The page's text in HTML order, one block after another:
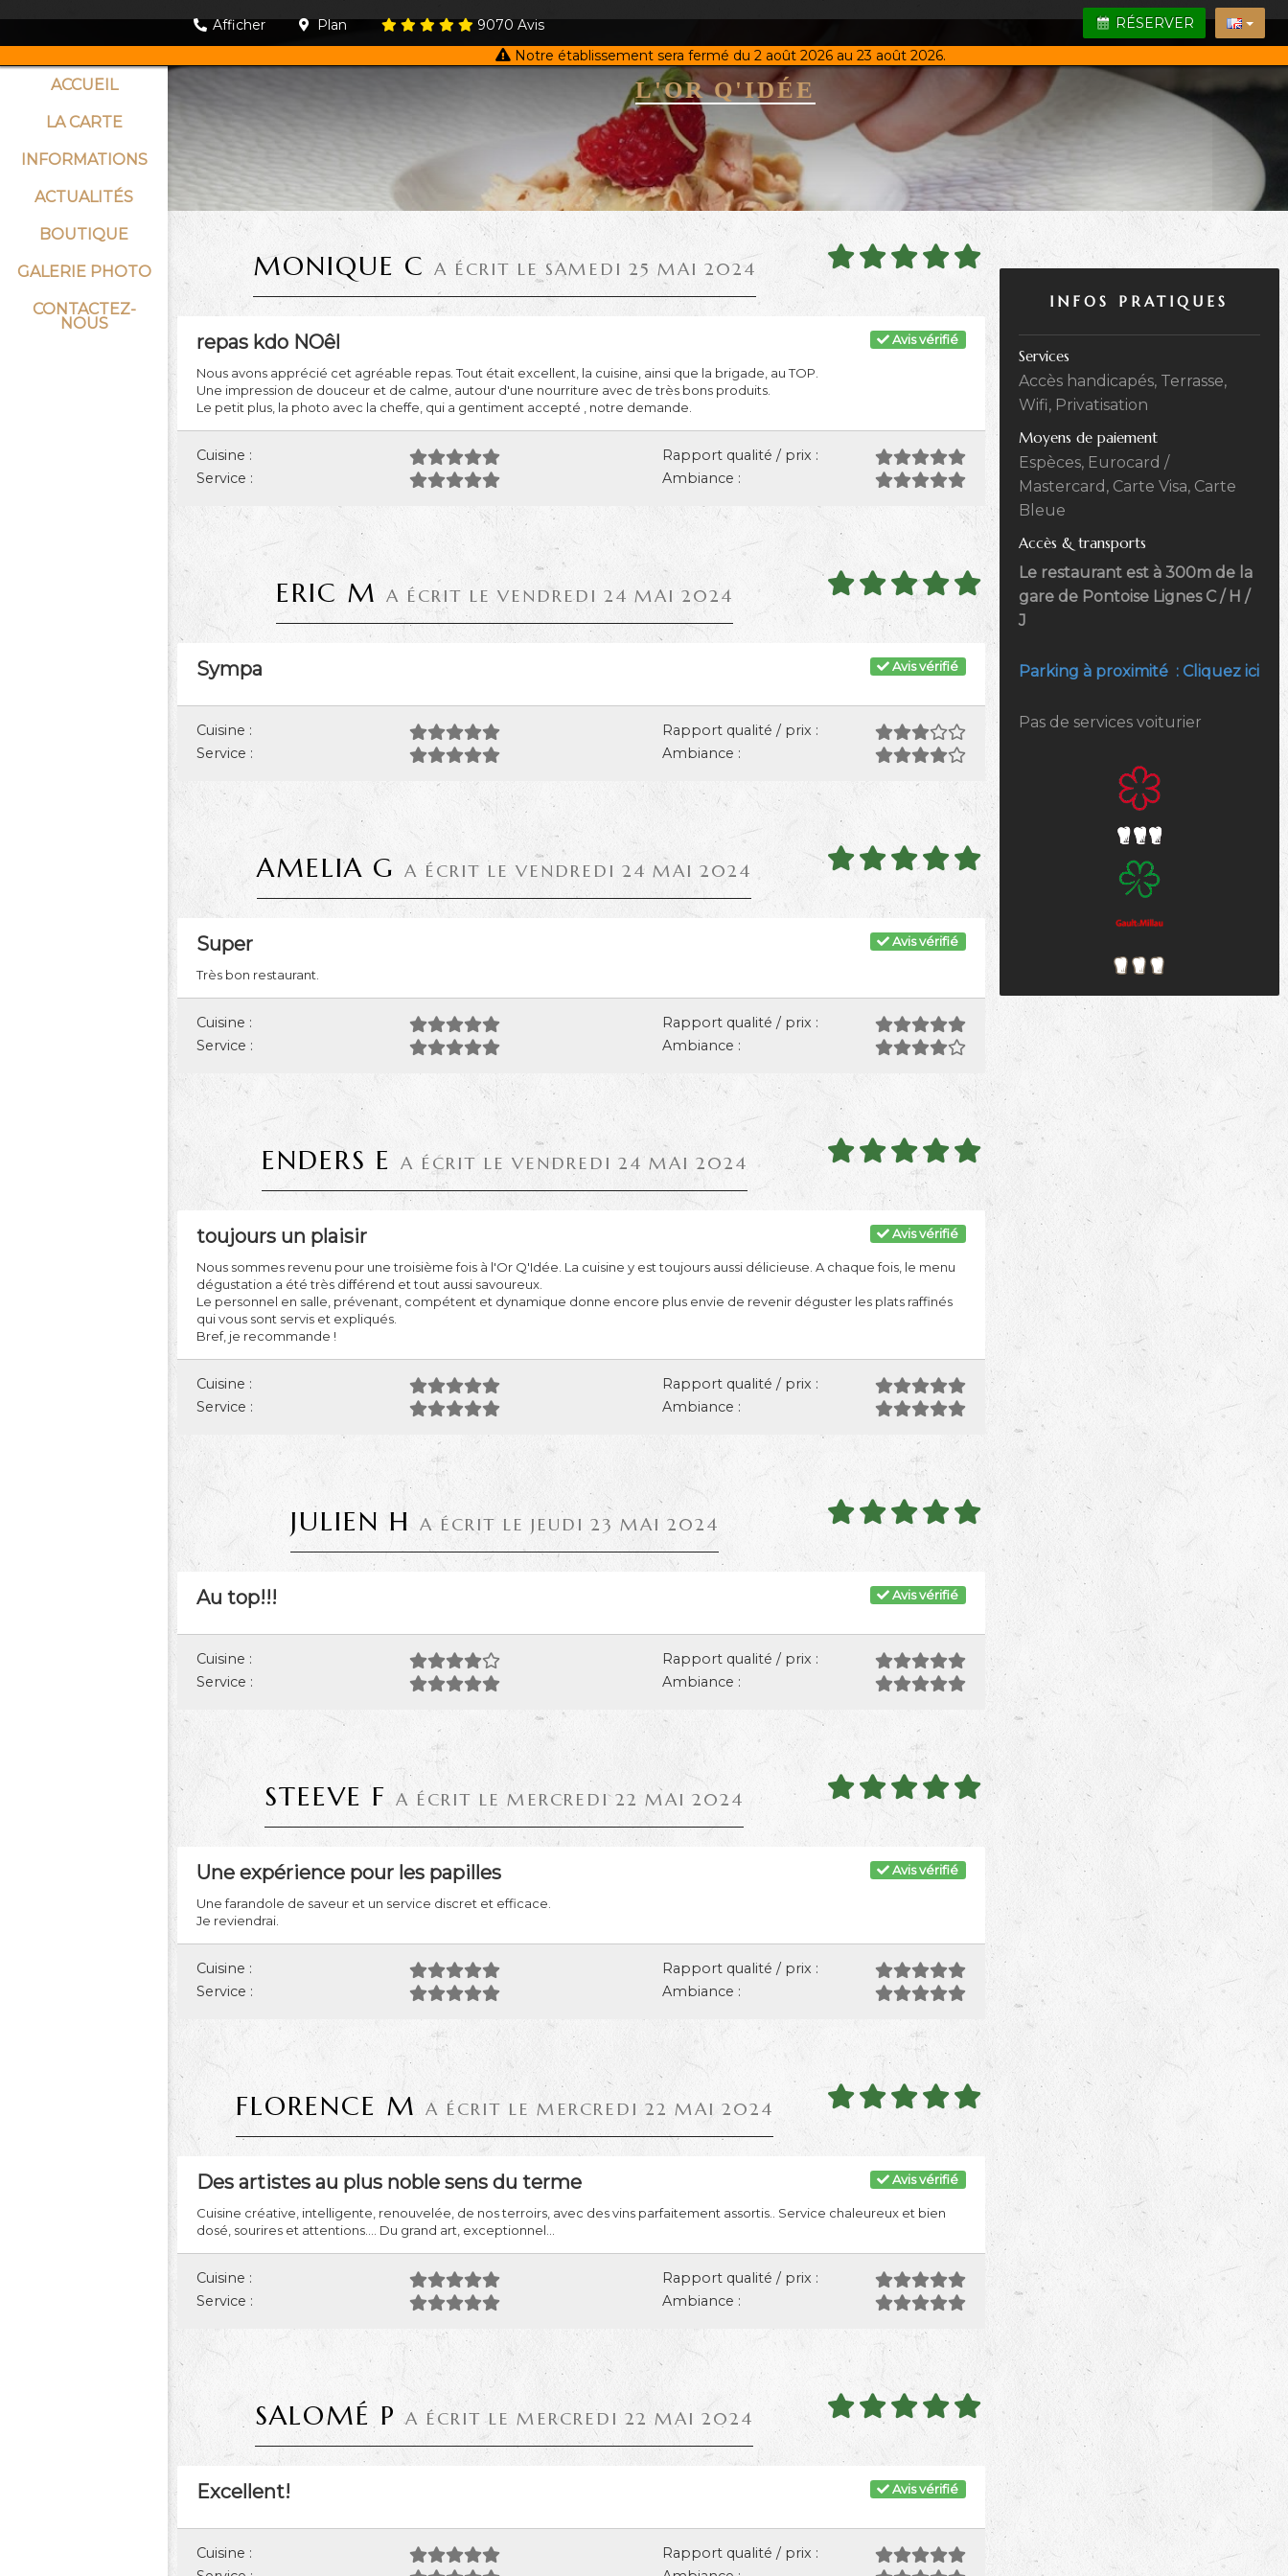
RÉSERVER
Afficher Plan 9070Avis
Notre établissement sera fermé du 2 août 2026 au 23 août 2026.
L'OR Q'IDÉE
ACCUEIL
LA CARTE
INFORMATIONS
ACTUALITÉS
BOUTIQUE
GALERIE PHOTO
CONTACTEZ-
NOUS
MONIQUE C A ÉCRIT LE SAMEDI 25 MAI 2024
Avis vérifié
repas kdo NOêl
Nous avons apprécié cet agréable repas. Tout était excellent, la cuisine, ainsi que la brigade, au TOP.
Une impression de douceur et de calme, autour d'une nourriture avec de très bons produits.
Le petit plus, la photo avec la cheffe, qui a gentiment accepté , notre demande.
Cuisine :
Rapport qualité / prix :
Service :
Ambiance :
ERIC M A ÉCRIT LE VENDREDI 24 MAI 2024
Avis vérifié
Sympa
Cuisine :
Rapport qualité / prix :
Service :
Ambiance :
AMELIA G A ÉCRIT LE VENDREDI 24 MAI 2024
Avis vérifié
Super
Très bon restaurant.
Cuisine :
Rapport qualité / prix :
Service :
Ambiance :
ENDERS E A ÉCRIT LE VENDREDI 24 MAI 2024
Avis vérifié
toujours un plaisir
Nous sommes revenu pour une troisième fois à l'Or Q'Idée. La cuisine y est toujours aussi délicieuse. A chaque fois, le menu
dégustation a été très différend et tout aussi savoureux.
Le personnel en salle, prévenant, compétent et dynamique donne encore plus envie de revenir déguster les plats raffinés
qui vous sont servis et expliqués.
Bref, je recommande !
Cuisine :
Rapport qualité / prix :
Service :
Ambiance :
JULIEN H A ÉCRIT LE JEUDI 23 MAI 2024
Avis vérifié
Au top!!!
Cuisine :
Rapport qualité / prix :
Service :
Ambiance :
STEEVE F A ÉCRIT LE MERCREDI 22 MAI 2024
Avis vérifié
Une expérience pour les papilles
Une farandole de saveur et un service discret et efficace.
Je reviendrai.
Cuisine :
Rapport qualité / prix :
Service :
Ambiance :
FLORENCE M A ÉCRIT LE MERCREDI 22 MAI 2024
Avis vérifié
Des artistes au plus noble sens du terme
Cuisine créative, intelligente, renouvelée, de nos terroirs, avec des vins parfaitement assortis.. Service chaleureux et bien
dosé, sourires et attentions.... Du grand art, exceptionnel...
Cuisine :
Rapport qualité / prix :
Service :
Ambiance :
SALOMÉ P A ÉCRIT LE MERCREDI 22 MAI 2024
Avis vérifié
Excellent!
Cuisine :
Rapport qualité / prix :
INFOS PRATIQUES
Services
Accès handicapés, Terrasse,
Wifi, Privatisation
Moyens de paiement
Espèces, Eurocard /
Mastercard, Carte Visa, Carte
Bleue
Accès & transports
Le restaurant est à 300m de la
gare de Pontoise Lignes C / H /
J
Parking à proximité : Cliquez ici
Pas de services voiturier